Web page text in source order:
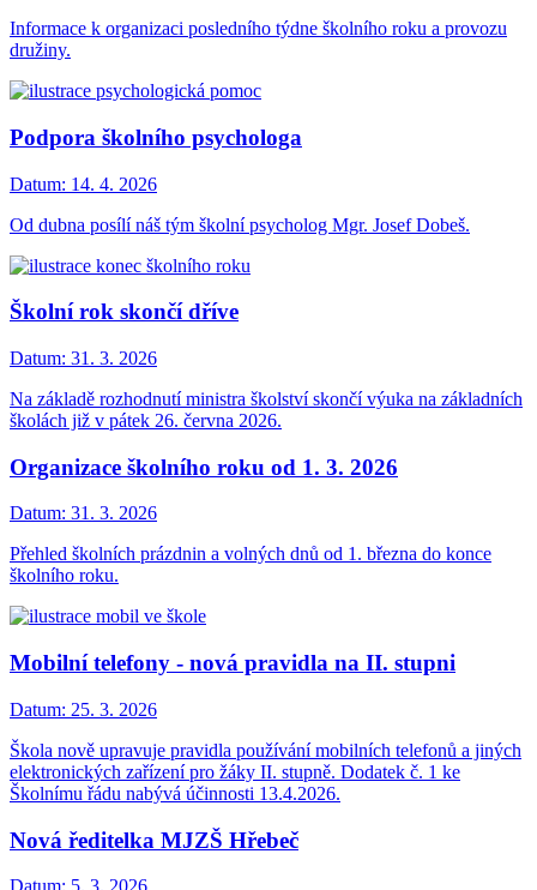
Informace k organizaci posledního týdne školního roku a provozu
družiny.
Podpora školního psychologa
Datum: 14. 4. 2026
Od dubna posílí náš tým školní psycholog Mgr. Josef Dobeš.
Školní rok skončí dříve
Datum: 31. 3. 2026
Na základě rozhodnutí ministra školství skončí výuka na základních
školách již v pátek 26. června 2026.
Organizace školního roku od 1. 3. 2026
Datum: 31. 3. 2026
Přehled školních prázdnin a volných dnů od 1. března do konce
školního roku.
Mobilní telefony - nová pravidla na II. stupni
Datum: 25. 3. 2026
Škola nově upravuje pravidla používání mobilních telefonů a jiných
elektronických zařízení pro žáky II. stupně. Dodatek č. 1 ke
Školnímu řádu nabývá účinnosti 13.4.2026.
Nová ředitelka MJZŠ Hřebeč